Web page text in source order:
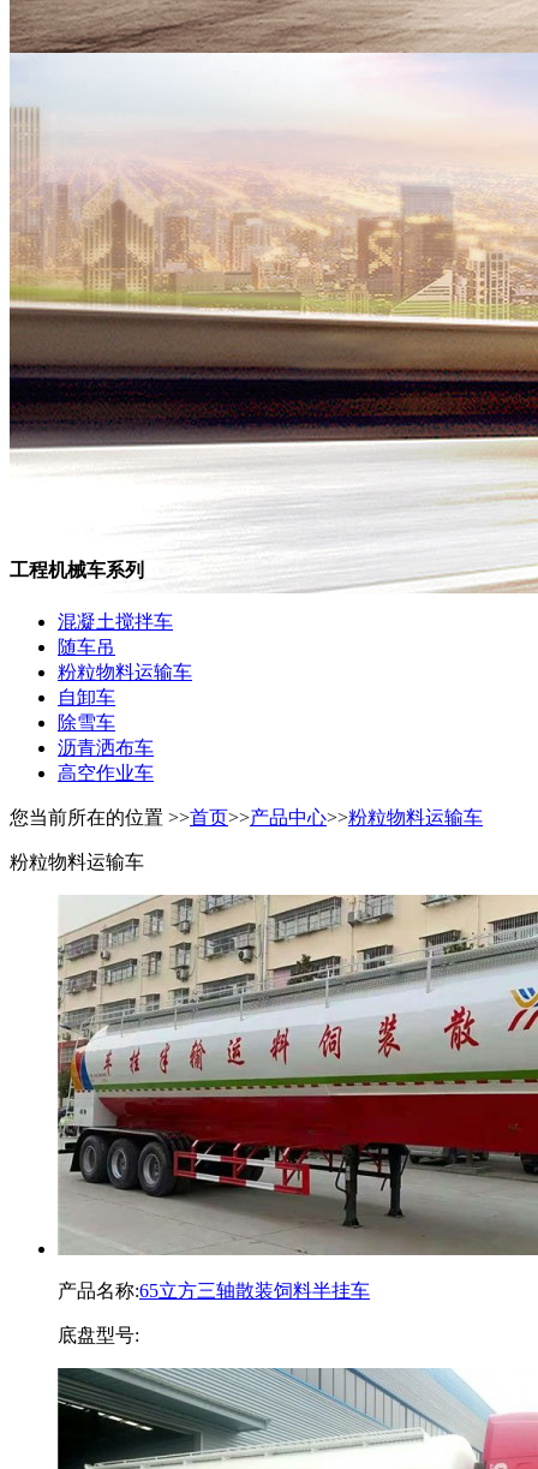
工程机械车系列
混凝土搅拌车
随车吊
粉粒物料运输车
自卸车
除雪车
沥青洒布车
高空作业车
您当前所在的位置 >>首页>>产品中心>>粉粒物料运输车
粉粒物料运输车
产品名称:65立方三轴散装饲料半挂车
底盘型号: